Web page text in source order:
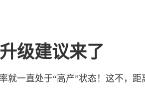
级建议来了
就一直处于“高产”状态！这不，距